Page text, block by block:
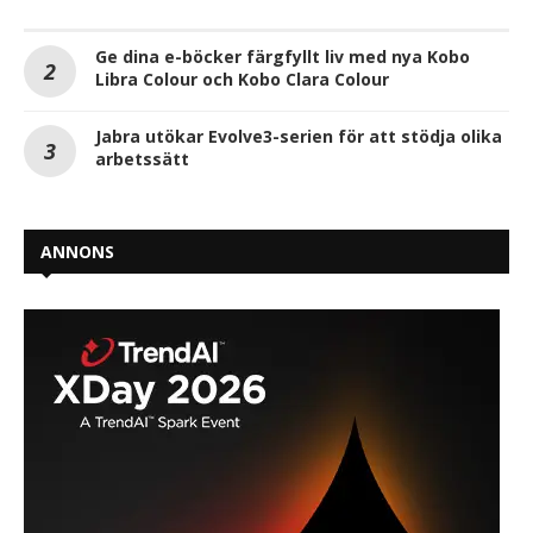
Ge dina e-böcker färgfyllt liv med nya Kobo
Libra Colour och Kobo Clara Colour
Jabra utökar Evolve3-serien för att stödja olika
arbetssätt
ANNONS